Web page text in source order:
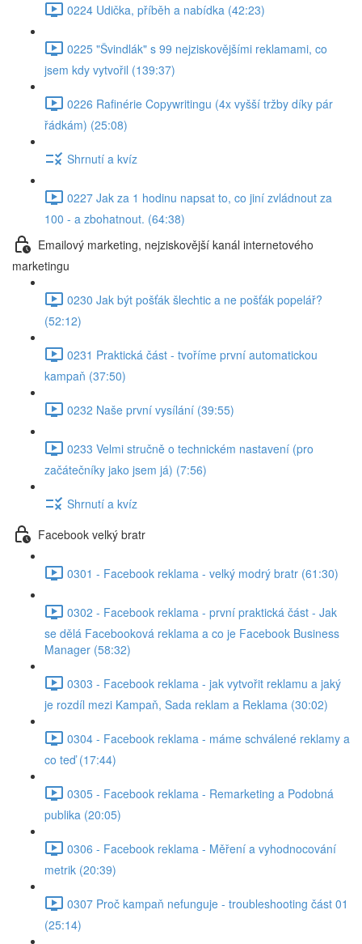
0224 Udička, příběh a nabídka (42:23)
0225 "Švindlák" s 99 nejziskovějšími reklamami, co
jsem kdy vytvořil (139:37)
0226 Rafinérie Copywritingu (4x vyšší tržby díky pár
řádkám) (25:08)
Shrnutí a kvíz
0227 Jak za 1 hodinu napsat to, co jiní zvládnout za
100 - a zbohatnout. (64:38)
Emailový marketing, nejziskovější kanál internetového
marketingu
0230 Jak být pošťák šlechtic a ne pošťák popelář?
(52:12)
0231 Praktická část - tvoříme první automatickou
kampaň (37:50)
0232 Naše první vysílání (39:55)
0233 Velmi stručně o technickém nastavení (pro
začátečníky jako jsem já) (7:56)
Shrnutí a kvíz
Facebook velký bratr
0301 - Facebook reklama - velký modrý bratr (61:30)
0302 - Facebook reklama - první praktická část - Jak
se dělá Facebooková reklama a co je Facebook Business
Manager (58:32)
0303 - Facebook reklama - jak vytvořit reklamu a jaký
je rozdíl mezi Kampaň, Sada reklam a Reklama (30:02)
0304 - Facebook reklama - máme schválené reklamy a
co teď (17:44)
0305 - Facebook reklama - Remarketing a Podobná
publika (20:05)
0306 - Facebook reklama - Měření a vyhodnocování
metrik (20:39)
0307 Proč kampaň nefunguje - troubleshooting část 01
(25:14)